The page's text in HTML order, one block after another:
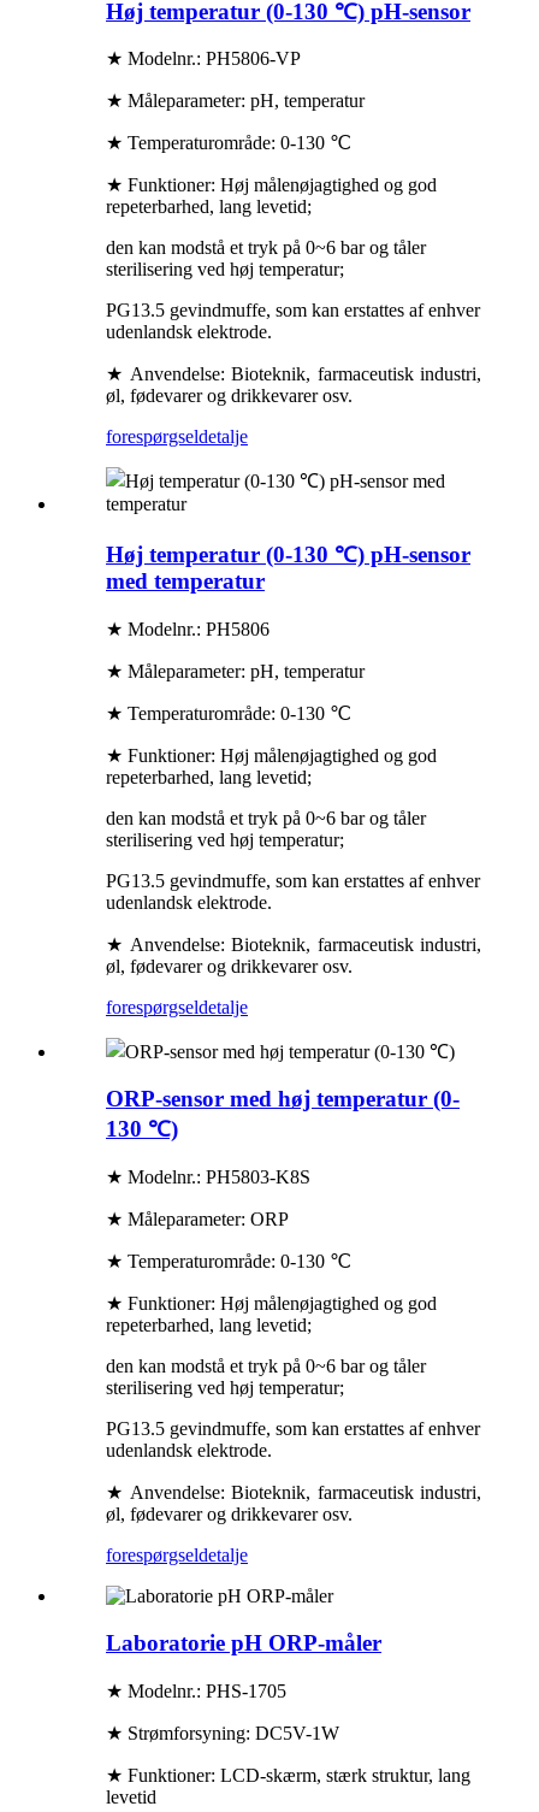
Høj temperatur (0-130 ℃) pH-sensor
★ Modelnr.: PH5806-VP
★ Måleparameter: pH, temperatur
★ Temperaturområde: 0-130 ℃
★ Funktioner: Høj målenøjagtighed og god
repeterbarhed, lang levetid;
den kan modstå et tryk på 0~6 bar og tåler
sterilisering ved høj temperatur;
PG13.5 gevindmuffe, som kan erstattes af enhver
udenlandsk elektrode.
★ Anvendelse: Bioteknik, farmaceutisk industri,
øl, fødevarer og drikkevarer osv.
forespørgseldetalje
Høj temperatur (0-130 ℃) pH-sensor
med temperatur
★ Modelnr.: PH5806
★ Måleparameter: pH, temperatur
★ Temperaturområde: 0-130 ℃
★ Funktioner: Høj målenøjagtighed og god
repeterbarhed, lang levetid;
den kan modstå et tryk på 0~6 bar og tåler
sterilisering ved høj temperatur;
PG13.5 gevindmuffe, som kan erstattes af enhver
udenlandsk elektrode.
★ Anvendelse: Bioteknik, farmaceutisk industri,
øl, fødevarer og drikkevarer osv.
forespørgseldetalje
ORP-sensor med høj temperatur (0-
130 ℃)
★ Modelnr.: PH5803-K8S
★ Måleparameter: ORP
★ Temperaturområde: 0-130 ℃
★ Funktioner: Høj målenøjagtighed og god
repeterbarhed, lang levetid;
den kan modstå et tryk på 0~6 bar og tåler
sterilisering ved høj temperatur;
PG13.5 gevindmuffe, som kan erstattes af enhver
udenlandsk elektrode.
★ Anvendelse: Bioteknik, farmaceutisk industri,
øl, fødevarer og drikkevarer osv.
forespørgseldetalje
Laboratorie pH ORP-måler
★ Modelnr.: PHS-1705
★ Strømforsyning: DC5V-1W
★ Funktioner: LCD-skærm, stærk struktur, lang
levetid